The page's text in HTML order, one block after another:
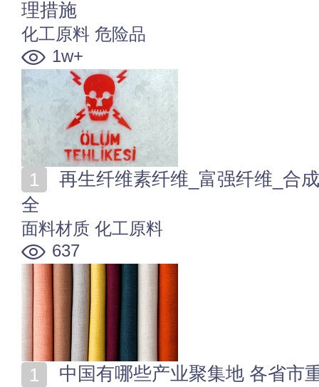
理措施
化工原料 危险品
1w+
全
面料材质 化工原料
637